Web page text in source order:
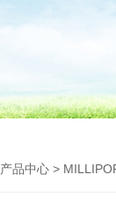
产品中心 >